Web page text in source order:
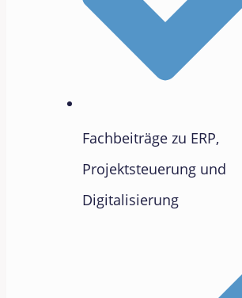
Fachbeiträge zu ERP,
Projektsteuerung und
Digitalisierung